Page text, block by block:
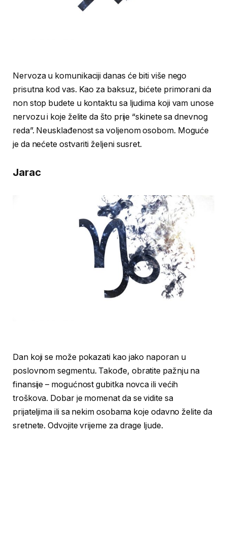
Nervoza u komunikaciji danas će biti više nego
prisutna kod vas. Kao za baksuz, bićete primorani da
non stop budete u kontaktu sa ljudima koji vam unose
nervozu i koje želite da što prije “skinete sa dnevnog
reda”. Neusklađenost sa voljenom osobom. Moguće
je da nećete ostvariti željeni susret.
Jarac
Dan koji se može pokazati kao jako naporan u
poslovnom segmentu. Takođe, obratite pažnju na
finansije – mogućnost gubitka novca ili većih
troškova. Dobar je momenat da se vidite sa
prijateljima ili sa nekim osobama koje odavno želite da
sretnete. Odvojite vrijeme za drage ljude.